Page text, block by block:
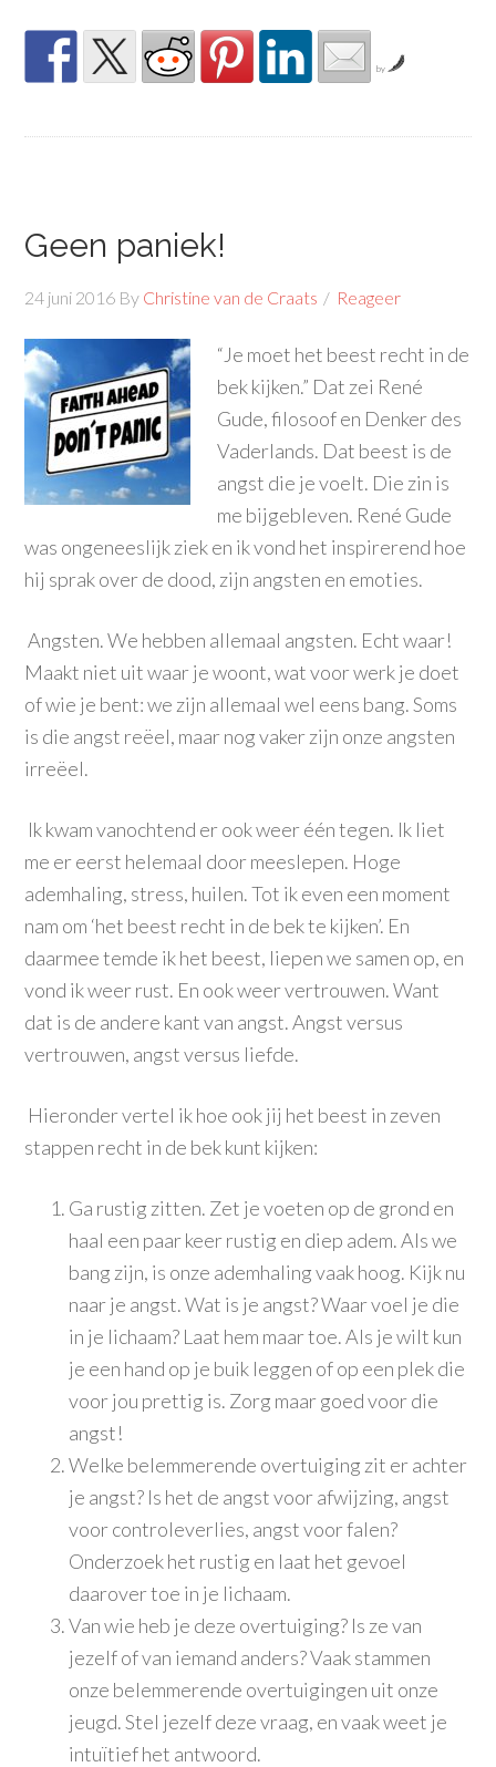
by
Geen paniek!
24 juni 2016 By Christine van de Craats Reageer
“Je moet het beest recht in de
bek kijken.” Dat zei René
Gude, filosoof en Denker des
Vaderlands. Dat beest is de
angst die je voelt. Die zin is
me bijgebleven. René Gude
was ongeneeslijk ziek en ik vond het inspirerend hoe
hij sprak over de dood, zijn angsten en emoties.
Angsten. We hebben allemaal angsten. Echt waar!
Maakt niet uit waar je woont, wat voor werk je doet
of wie je bent: we zijn allemaal wel eens bang. Soms
is die angst reëel, maar nog vaker zijn onze angsten
irreëel.
Ik kwam vanochtend er ook weer één tegen. Ik liet
me er eerst helemaal door meeslepen. Hoge
ademhaling, stress, huilen. Tot ik even een moment
nam om ‘het beest recht in de bek te kijken’. En
daarmee temde ik het beest, liepen we samen op, en
vond ik weer rust. En ook weer vertrouwen. Want
dat is de andere kant van angst. Angst versus
vertrouwen, angst versus liefde.
Hieronder vertel ik hoe ook jij het beest in zeven
stappen recht in de bek kunt kijken:
Ga rustig zitten. Zet je voeten op de grond en
haal een paar keer rustig en diep adem. Als we
bang zijn, is onze ademhaling vaak hoog. Kijk nu
naar je angst. Wat is je angst? Waar voel je die
in je lichaam? Laat hem maar toe. Als je wilt kun
je een hand op je buik leggen of op een plek die
voor jou prettig is. Zorg maar goed voor die
angst!
Welke belemmerende overtuiging zit er achter
je angst? Is het de angst voor afwijzing, angst
voor controleverlies, angst voor falen?
Onderzoek het rustig en laat het gevoel
daarover toe in je lichaam.
Van wie heb je deze overtuiging? Is ze van
jezelf of van iemand anders? Vaak stammen
onze belemmerende overtuigingen uit onze
jeugd. Stel jezelf deze vraag, en vaak weet je
intuïtief het antwoord.